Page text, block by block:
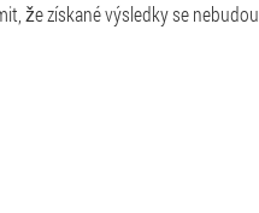
že získané výsledky se nebudou